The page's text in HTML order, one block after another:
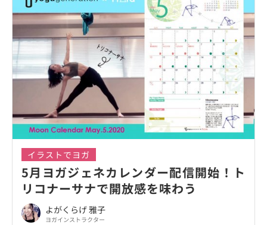
イラストでヨガ
5月ヨガジェネカレンダー配信開始！ト
リコナーサナで開放感を味わう
よがくらげ 雅子
ヨガインストラクター